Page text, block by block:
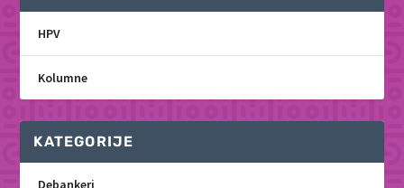
HPV
Kolumne
KATEGORIJE
Debankeri